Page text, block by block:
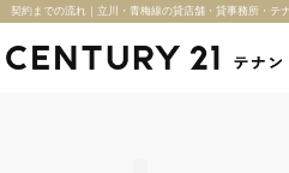
契約までの流れ｜立川・青梅線の貸店舗・貸事務所・テ